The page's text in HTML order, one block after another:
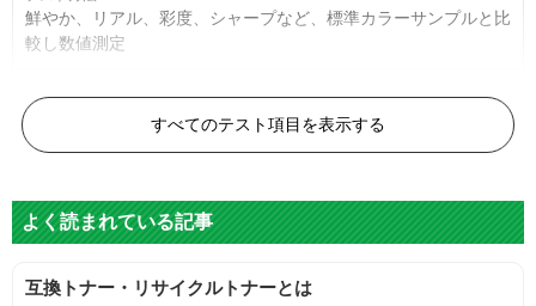
鮮やか、リアル、彩度、シャープなど、標準カラーサンプルと比
較し数値測定
グレースケール
目視検査にて数値測定
すべてのテスト項目を表示する
よく読まれている記事
互換トナー・リサイクルトナーとは